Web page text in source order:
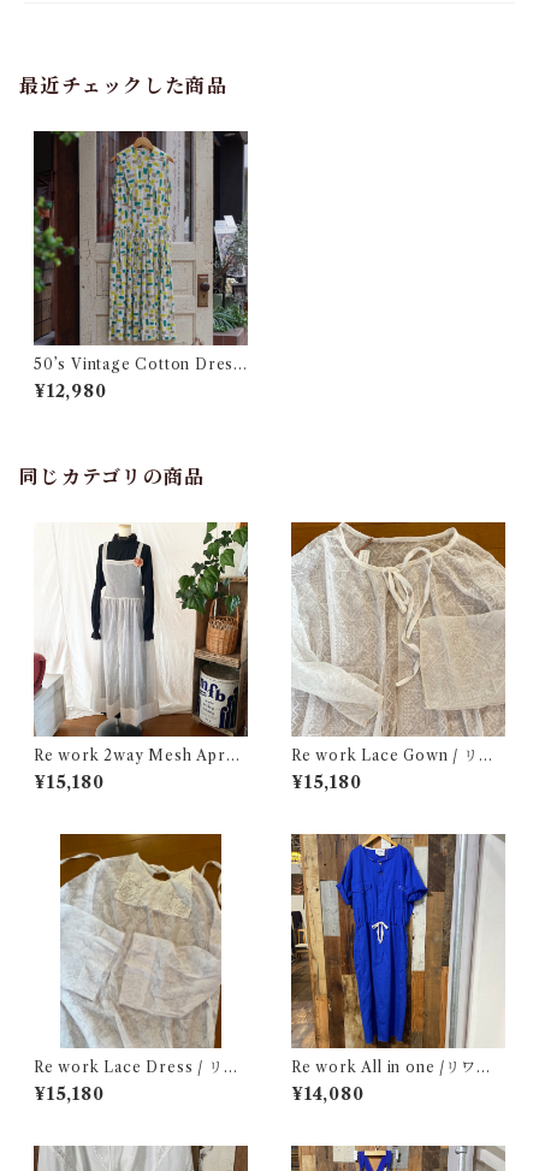
最近チェックした商品
50’s Vintage Cotton Dress
/ 50年代 ヴィンテージ コット
ン ドレス
¥12,980
同じカテゴリの商品
Re work 2way Mesh Apron
Dress /リワーク 2way メッシ
ュ エプロン ドレス 古着
¥15,180
Re work Lace Gown / リワ
ーク レース ガウン 古着
¥15,180
Re work Lace Dress / リワ
ーク レース ドレス 古着
¥15,180
Re work All in one /リワー
ク オールインワン 古着
¥14,080